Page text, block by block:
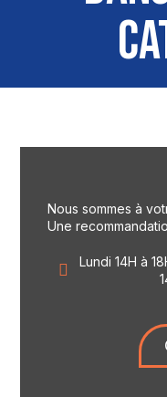
Nous sommes à
Une
Lundi 14H à